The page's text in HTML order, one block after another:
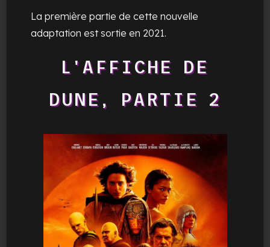
La première partie de cette nouvelle
adaptation est sortie en 2021.
L'AFFICHE DE
DUNE, PARTIE 2